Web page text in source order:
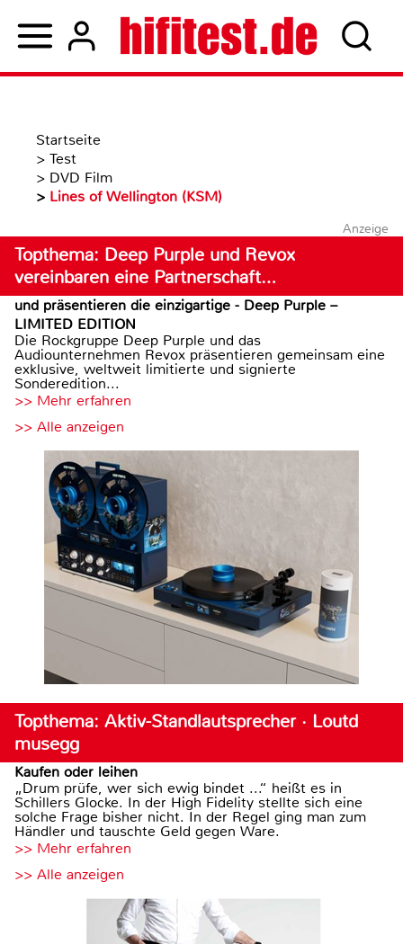
Startseite
> Test
> DVD Film
> Lines of Wellington (KSM)
Anzeige
Topthema: Deep Purple und Revox
vereinbaren eine Partnerschaft…
und präsentieren die einzigartige - Deep Purple –
LIMITED EDITION
Die Rockgruppe Deep Purple und das
Audiounternehmen Revox präsentieren gemeinsam eine
exklusive, weltweit limitierte und signierte
Sonderedition...
>> Mehr erfahren
>> Alle anzeigen
Topthema: Aktiv-Standlautsprecher · Loutd
musegg
Kaufen oder leihen
„Drum prüfe, wer sich ewig bindet ...“ heißt es in
Schillers Glocke. In der High Fidelity stellte sich eine
solche Frage bisher nicht. In der Regel ging man zum
Händler und tauschte Geld gegen Ware.
>> Mehr erfahren
>> Alle anzeigen